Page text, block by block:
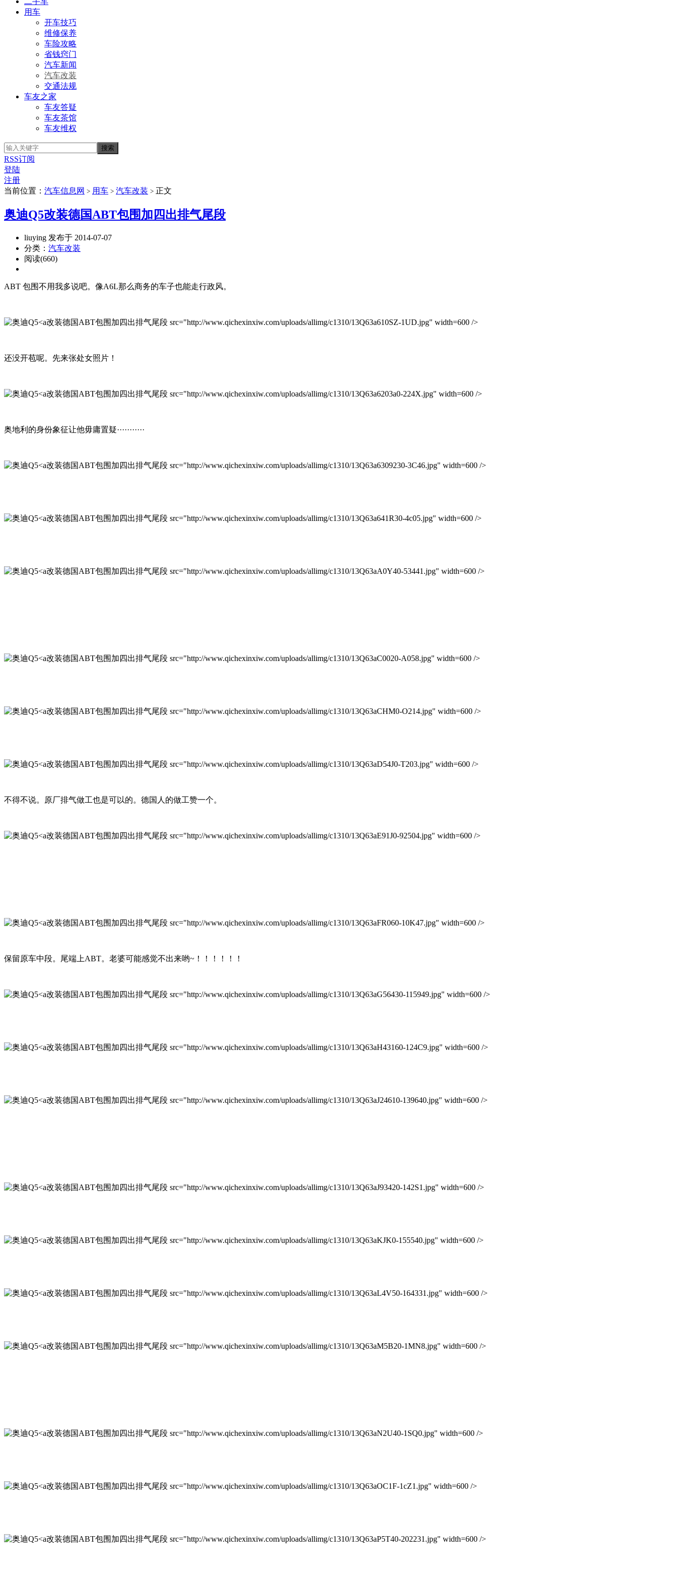
用车
开车技巧
维修保养
车险攻略
省钱窍门
汽车新闻
汽车改装
交通法规
车友之家
车友答疑
车友茶馆
车友维权
RSS订阅
登陆
注册
当前位置： 汽车信息网 > 用车 > 汽车改装 > 正文
奥迪Q5改装德国ABT包围加四出排气尾段
liuying 发布于 2014-07-07
分类： 汽车改装
阅读(660)
ABT 包围不用我多说吧。像A6L那么商务的车子也能走行政风。
改装德国ABT包围加四出排气尾段 src="http://www.qichexinxiw.com/uploads/allimg/c1310/13Q63a610SZ-1UD.jpg" width=600 />
还没开苞呢。先来张处女照片！
改装德国ABT包围加四出排气尾段 src="http://www.qichexinxiw.com/uploads/allimg/c1310/13Q63a6203a0-224X.jpg" width=600 />
奥地利的身份象征让他毋庸置疑···········
改装德国ABT包围加四出排气尾段 src="http://www.qichexinxiw.com/uploads/allimg/c1310/13Q63a6309230-3C46.jpg" width=600 />
改装德国ABT包围加四出排气尾段 src="http://www.qichexinxiw.com/uploads/allimg/c1310/13Q63a641R30-4c05.jpg" width=600 />
改装德国ABT包围加四出排气尾段 src="http://www.qichexinxiw.com/uploads/allimg/c1310/13Q63aA0Y40-53441.jpg" width=600 />
改装德国ABT包围加四出排气尾段 src="http://www.qichexinxiw.com/uploads/allimg/c1310/13Q63aC0020-A058.jpg" width=600 />
改装德国ABT包围加四出排气尾段 src="http://www.qichexinxiw.com/uploads/allimg/c1310/13Q63aCHM0-O214.jpg" width=600 />
改装德国ABT包围加四出排气尾段 src="http://www.qichexinxiw.com/uploads/allimg/c1310/13Q63aD54J0-T203.jpg" width=600 />
不得不说。原厂排气做工也是可以的。德国人的做工赞一个。
改装德国ABT包围加四出排气尾段 src="http://www.qichexinxiw.com/uploads/allimg/c1310/13Q63aE91J0-92504.jpg" width=600 />
改装德国ABT包围加四出排气尾段 src="http://www.qichexinxiw.com/uploads/allimg/c1310/13Q63aFR060-10K47.jpg" width=600 />
保留原车中段。尾端上ABT。老婆可能感觉不出来哟~！！！！！！
改装德国ABT包围加四出排气尾段 src="http://www.qichexinxiw.com/uploads/allimg/c1310/13Q63aG56430-115949.jpg" width=600 />
改装德国ABT包围加四出排气尾段 src="http://www.qichexinxiw.com/uploads/allimg/c1310/13Q63aH43160-124C9.jpg" width=600 />
改装德国ABT包围加四出排气尾段 src="http://www.qichexinxiw.com/uploads/allimg/c1310/13Q63aJ24610-139640.jpg" width=600 />
改装德国ABT包围加四出排气尾段 src="http://www.qichexinxiw.com/uploads/allimg/c1310/13Q63aJ93420-142S1.jpg" width=600 />
改装德国ABT包围加四出排气尾段 src="http://www.qichexinxiw.com/uploads/allimg/c1310/13Q63aKJK0-155540.jpg" width=600 />
改装德国ABT包围加四出排气尾段 src="http://www.qichexinxiw.com/uploads/allimg/c1310/13Q63aL4V50-164331.jpg" width=600 />
改装德国ABT包围加四出排气尾段 src="http://www.qichexinxiw.com/uploads/allimg/c1310/13Q63aM5B20-1MN8.jpg" width=600 />
改装德国ABT包围加四出排气尾段 src="http://www.qichexinxiw.com/uploads/allimg/c1310/13Q63aN2U40-1SQ0.jpg" width=600 />
改装德国ABT包围加四出排气尾段 src="http://www.qichexinxiw.com/uploads/allimg/c1310/13Q63aOC1F-1cZ1.jpg" width=600 />
改装德国ABT包围加四出排气尾段 src="http://www.qichexinxiw.com/uploads/allimg/c1310/13Q63aP5T40-202231.jpg" width=600 />